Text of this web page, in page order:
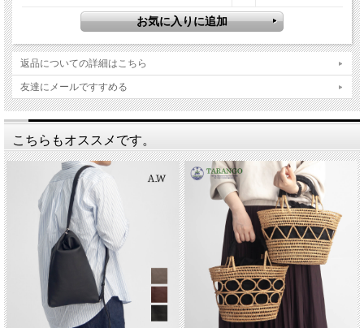
PENDLETON(ペンドルトン)
アメリカの人々が「アメリカの良心」と賛辞を贈る、信頼の
「PENDLETON」は1909年オレゴン州ペンドルトンの町に自社紡
返品についての詳細はこちら
友達にメールですすめる
こちらもオススメです。